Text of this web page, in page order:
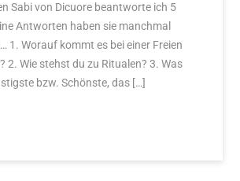
Sabi von Dicuore beantworte ich 5
Antworten haben sie manchmal
1. Worauf kommt es bei einer Freien
2. Wie stehst du zu Ritualen? 3. Was
bzw. Schönste, das […]